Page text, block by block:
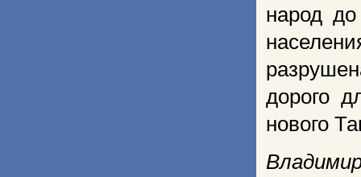
народ
дорого
нового